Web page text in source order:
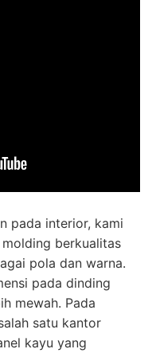
pada interior, kami
berkualitas
pola dan warna.
pada dinding
mewah. Pada
satu kantor
kayu yang